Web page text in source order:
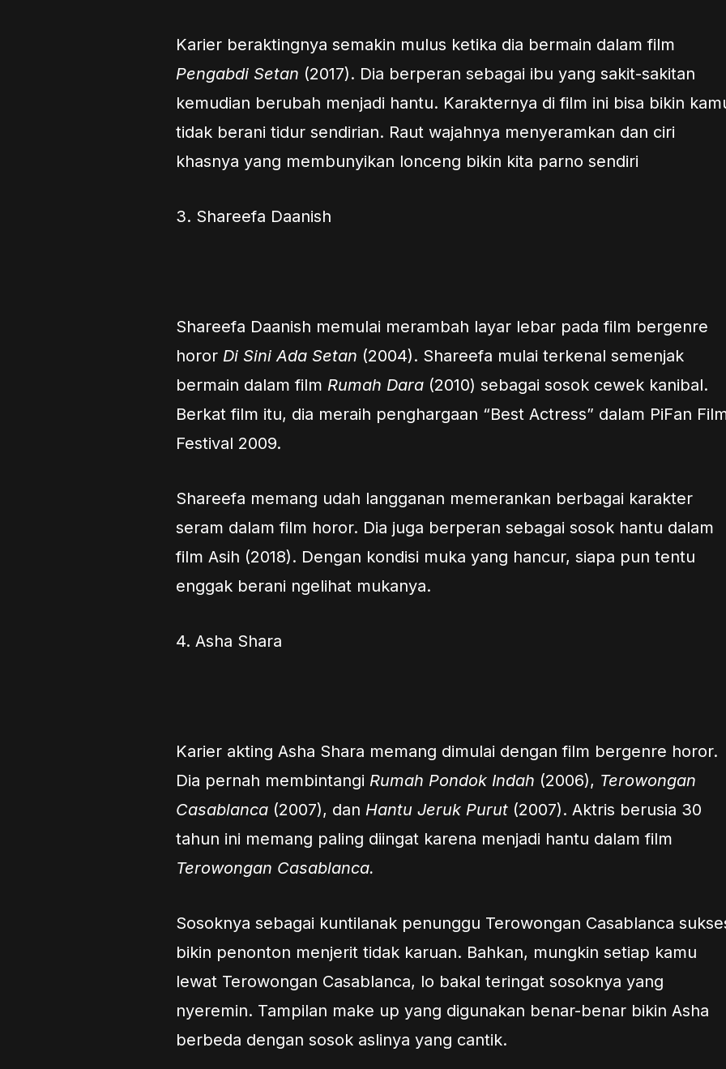
Karier beraktingnya semakin mulus ketika dia bermain dalam film
Pengabdi Setan (2017). Dia berperan sebagai ibu yang sakit-sakitan
kemudian berubah menjadi hantu. Karakternya di film ini bisa bikin
tidak berani tidur sendirian. Raut wajahnya menyeramkan dan ciri
khasnya yang membunyikan lonceng bikin kita parno sendiri
3. Shareefa Daanish
Shareefa Daanish memulai merambah layar lebar pada film bergenre
horor Di Sini Ada Setan (2004). Shareefa mulai terkenal semenjak
bermain dalam film Rumah Dara (2010) sebagai sosok cewek kanibal.
Berkat film itu, dia meraih penghargaan “Best Actress” dalam PiFan
Festival 2009.
Shareefa memang udah langganan memerankan berbagai karakter
seram dalam film horor. Dia juga berperan sebagai sosok hantu dalam
film Asih (2018). Dengan kondisi muka yang hancur, siapa pun tentu
enggak berani ngelihat mukanya.
4. Asha Shara
Karier akting Asha Shara memang dimulai dengan film bergenre horor.
Dia pernah membintangi Rumah Pondok Indah (2006), Terowongan
Casablanca (2007), dan Hantu Jeruk Purut (2007). Aktris berusia 30
tahun ini memang paling diingat karena menjadi hantu dalam film
Terowongan Casablanca.
Sosoknya sebagai kuntilanak penunggu Terowongan Casablanca
bikin penonton menjerit tidak karuan. Bahkan, mungkin setiap kamu
lewat Terowongan Casablanca, lo bakal teringat sosoknya yang
nyeremin. Tampilan make up yang digunakan benar-benar bikin Asha
berbeda dengan sosok aslinya yang cantik.